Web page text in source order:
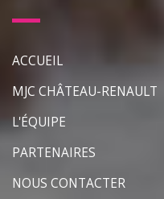
ACCUEIL
MJC CHÂTEAU-RENAULT
L'ÉQUIPE
PARTENAIRES
NOUS CONTACTER